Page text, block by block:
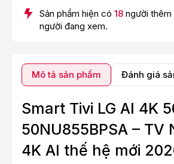
Sản phẩm hiện có 18 người thêm
người đang xem.
Mô tả sản phẩm Đánh giá
Smart Tivi LG AI 4K
50NU855BPSA – TV
4K AI thế hệ mới